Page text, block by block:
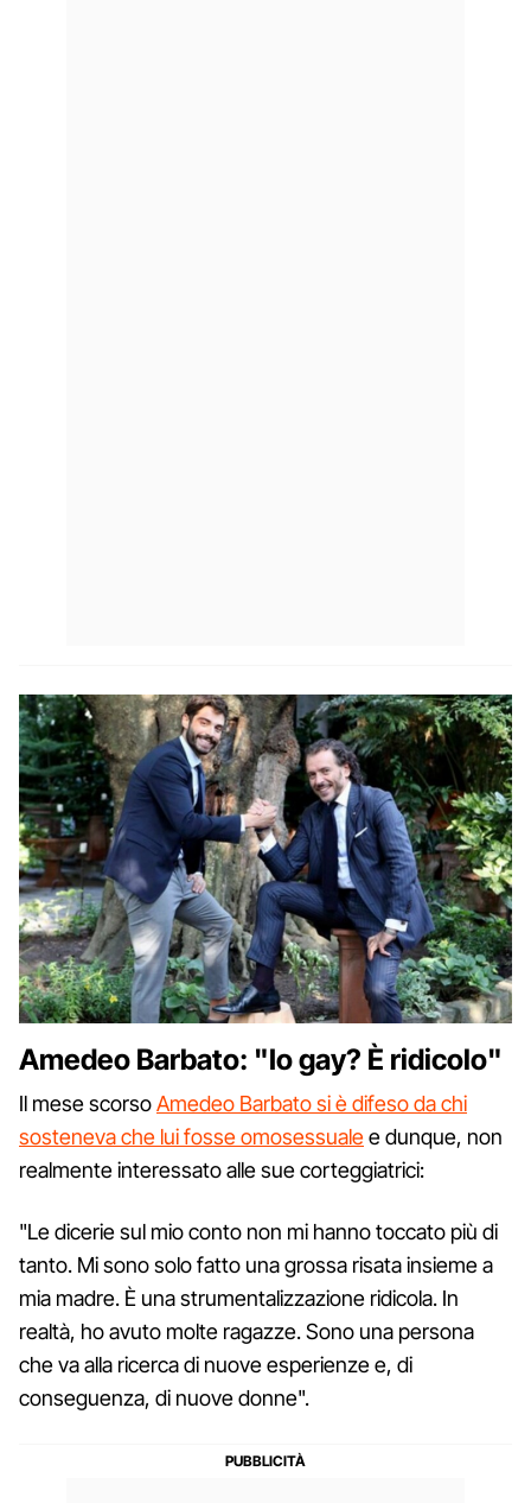
Amedeo Barbato: "Io gay? È ridicolo"
Il mese scorsoAmedeo Barbato si è difeso da chi
sosteneva che lui fosse omosessualee dunque, non
realmente interessato alle sue corteggiatrici:
"Le dicerie sul mio conto non mi hanno toccato più di
tanto. Mi sono solo fatto una grossa risata insieme a
mia madre. È una strumentalizzazione ridicola. In
realtà, ho avuto molte ragazze. Sono una persona
che va alla ricerca di nuove esperienze e, di
conseguenza, di nuove donne".